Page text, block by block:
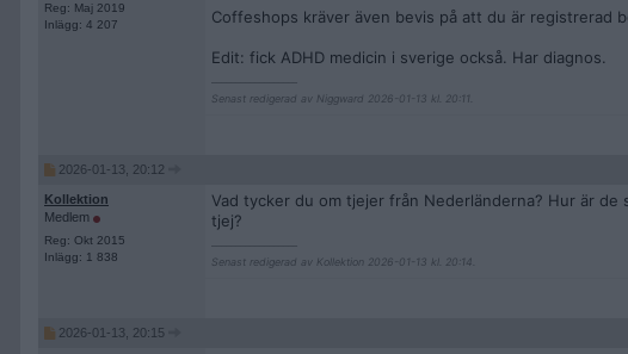
Reg: Maj 2019
Inlägg: 4 207
Coffeshops kräver även bevis på att du är registrerad
Edit: fick ADHD medicin i sverige också. Har diagnos.
Senast redigerad av Niggward 2026-01-13 kl. 20:11.
2026-01-13, 20:12
Kollektion
Medlem
Reg: Okt 2015
Inlägg: 1 838
Vad tycker du om tjejer från Nederländerna? Hur är
tjej?
Senast redigerad av Kollektion 2026-01-13 kl. 20:14.
2026-01-13, 20:15